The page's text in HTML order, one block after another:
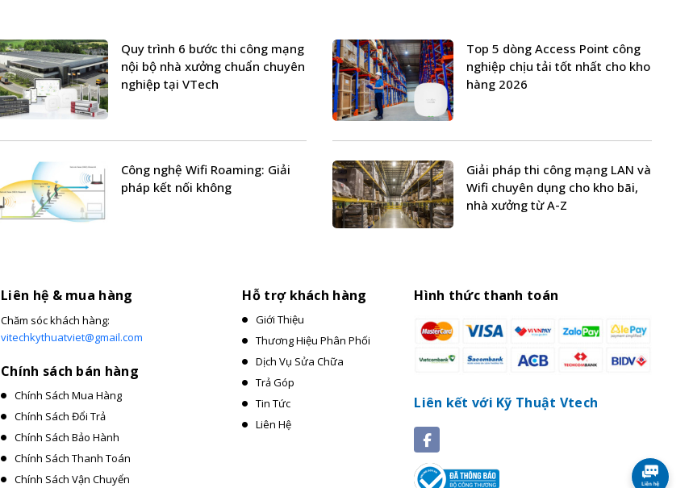
Quy trình 6 bước thi công mạng
nội bộ nhà xưởng chuẩn chuyên
nghiệp tại VTech
Top 5 dòng Access Point công
nghiệp chịu tải tốt nhất cho kho
hàng 2026
Công nghệ Wifi Roaming: Giải
pháp kết nối không
Giải pháp thi công mạng LAN và
Wifi chuyên dụng cho kho bãi,
nhà xưởng từ A-Z
Liên hệ & mua hàng
Chăm sóc khách hàng:
vitechkythuatviet@gmail.com
Chính sách bán hàng
Chính Sách Mua Hàng
Chính Sách Đổi Trả
Chính Sách Bảo Hành
Chính Sách Thanh Toán
Chính Sách Vận Chuyển
Hỗ trợ khách hàng
Giới Thiệu
Thương Hiệu Phân Phối
Dịch Vụ Sửa Chữa
Trả Góp
Tin Tức
Liên Hệ
Hình thức thanh toán
Liên kết với Kỹ Thuật Vtech